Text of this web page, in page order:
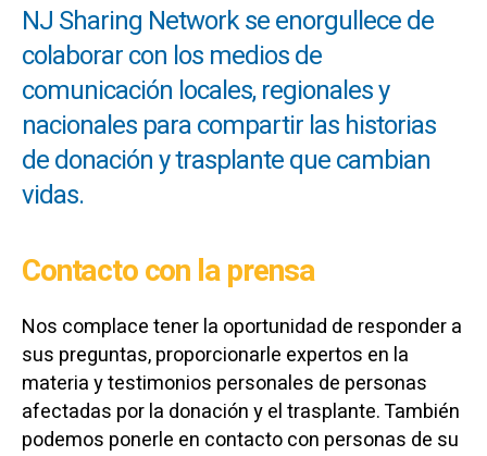
NJ Sharing Network se enorgullece de
colaborar con los medios de
comunicación locales, regionales y
nacionales para compartir las historias
de donación y trasplante que cambian
vidas.
Contacto con la prensa
Nos complace tener la oportunidad de responder a
sus preguntas, proporcionarle expertos en la
materia y testimonios personales de personas
afectadas por la donación y el trasplante. También
podemos ponerle en contacto con personas de su